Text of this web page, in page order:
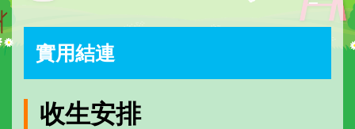
實用結連
收生安排